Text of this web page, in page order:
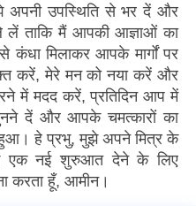
उपस्थिति से भर दें और
लें ताकि मैं आपकी आज्ञाओं का
मिलाकर आपके मार्गों पर
करें, मेरे मन को नया करें और
में मदद करें, प्रतिदिन आप में
दें और आपके चमत्कारों का
हे प्रभु, मुझे अपने मित्र के
नई शुरुआत देने के लिए
करता हूँ, आमीन।